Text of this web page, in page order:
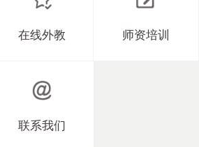
在线外教 师资培训
联系我们